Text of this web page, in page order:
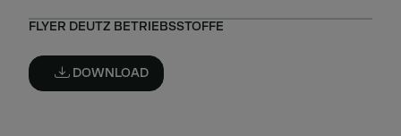
FLYER DEUTZ BETRIEBSSTOFFE
DOWNLOAD